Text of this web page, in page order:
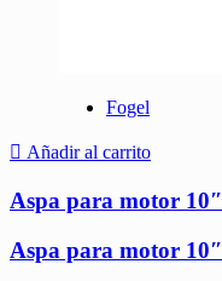
Fogel
Añadir al carrito
Aspa para motor 10″
Aspa para motor 10″